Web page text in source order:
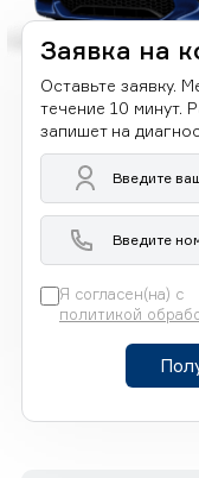
Заявка на
Оставьте заявку.
течение 10 минут.
запишет на
Я согласен(на) с
политикой